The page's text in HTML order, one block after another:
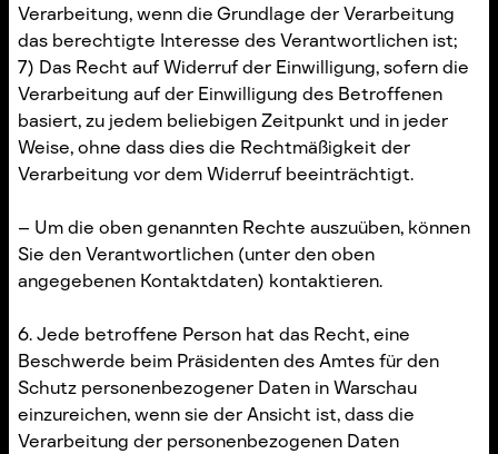
Verarbeitung, wenn die Grundlage der Verarbeitung
das berechtigte Interesse des Verantwortlichen ist;
7) Das Recht auf Widerruf der Einwilligung, sofern die
Verarbeitung auf der Einwilligung des Betroffenen
basiert, zu jedem beliebigen Zeitpunkt und in jeder
Weise, ohne dass dies die Rechtmäßigkeit der
Verarbeitung vor dem Widerruf beeinträchtigt.
– Um die oben genannten Rechte auszuüben, können
Sie den Verantwortlichen (unter den oben
angegebenen Kontaktdaten) kontaktieren.
6. Jede betroffene Person hat das Recht, eine
Beschwerde beim Präsidenten des Amtes für den
Schutz personenbezogener Daten in Warschau
einzureichen, wenn sie der Ansicht ist, dass die
Verarbeitung der personenbezogenen Daten